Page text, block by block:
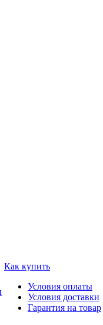
Как купить
Условия оплаты
Условия доставки
Гарантия на товар